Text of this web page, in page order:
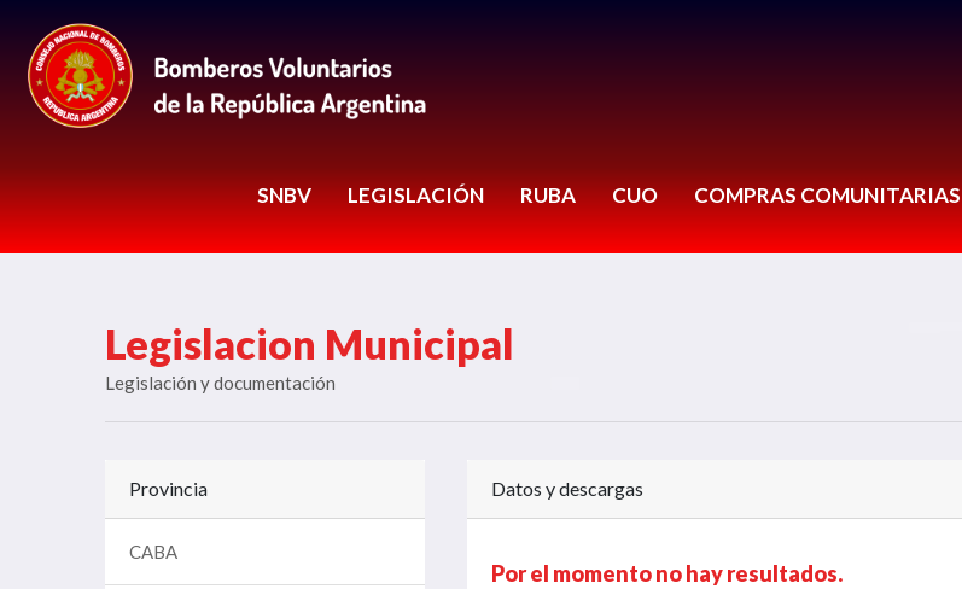
SNBV LEGISLACIÓN RUBA CUO COMPRAS COMUNITARIAS
Legislacion Municipal
Legislación y documentación
Provincia
CABA
Datos y descargas
Por el momento no hay resultados.